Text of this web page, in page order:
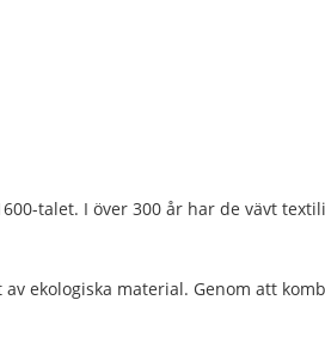
talet. I över 300 år har de vävt
ekologiska material. Genom att